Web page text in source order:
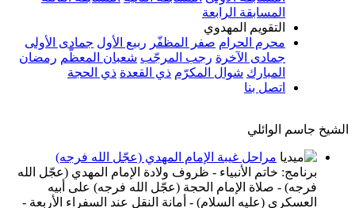
المسابقة الرابعة
التقويم المهدوي
محرم الحرام صفر المظفّر ربيع الأول جمادى الأولى
جمادى الآخرة رجب المرجّب شعبان المعظّم رمضان
المبارك شوال المكرّم ذي القعدة ذي الحجة
اتصل بنا
الشيخ جاسم الوائلي
مراحل غيبة الإمام المهدي (عجّل الله فرجه)
برنامج: خاتم الأنبياء - ظروف ولادة الإمام المهدي (عجّل الله
فرجه) - صلاة الإمام الحجة (عجّل الله فرجه) على أبيه
العسكري (عليه السلام) - أمانة النقل عند السفراء الأربعة -